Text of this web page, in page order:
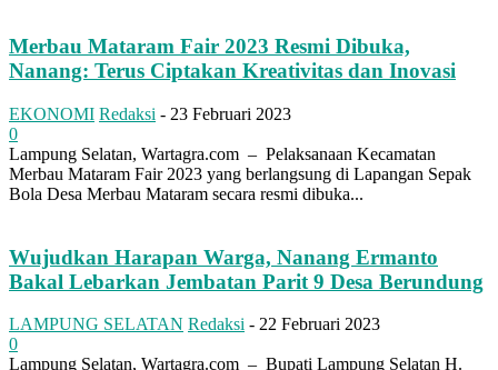
Merbau Mataram Fair 2023 Resmi Dibuka,
Nanang: Terus Ciptakan Kreativitas dan Inovasi
EKONOMI Redaksi - 23 Februari 2023
0
Lampung Selatan, Wartagra.com – Pelaksanaan Kecamatan
Merbau Mataram Fair 2023 yang berlangsung di Lapangan Sepak
Bola Desa Merbau Mataram secara resmi dibuka...
Wujudkan Harapan Warga, Nanang Ermanto
Bakal Lebarkan Jembatan Parit 9 Desa Berundung
LAMPUNG SELATAN Redaksi - 22 Februari 2023
0
Lampung Selatan, Wartagra.com – Bupati Lampung Selatan H.